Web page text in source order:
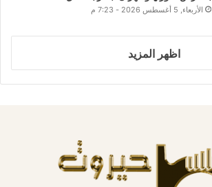
الأربعاء, 5 أغسطس 2026 - 7:23 م
اظهر المزيد